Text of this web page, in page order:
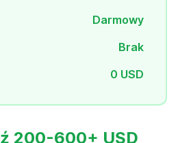
Darmowy
Brak
0 USD
200-600+ USD